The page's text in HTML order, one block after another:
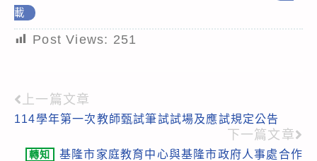
載
Post Views: 251
Read
more
articles
上一篇文章
114學年第一次教師甄試筆試試場及應試規定公告
下一篇文章
轉知
基隆市家庭教育中心與基隆市政府人事處合作